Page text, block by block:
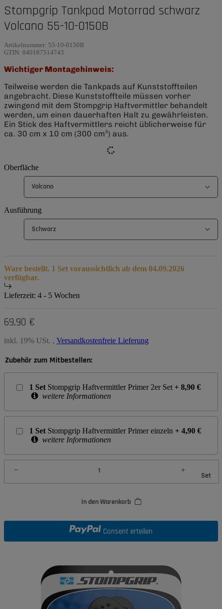
Stompgrip Tankpad Motorrad schwarz
Volcano 55-10-0150B
Artikelnummer: 55-10-0150B
GTIN: 840187514743
Wichtiger Montagehinweis:
Teilweise werden die Tankpads auf Kunststoffteilen
angebracht. Diese Kunststoffteile müssen vorher
zwingend mit dem Stompgrip Haftvermittler behandelt
werden, um einen dauerhaften Halt zu gewährleisten.
Ein Stick des Haftvermittlers reicht üblicherweise für
ca. 30 cm x 10 cm (300 cm²) aus.
Oberfläche
Volcano
Ausführung
Schwarz
Ware bestellt. 1 Set voraussichtlich ab dem 04.09.2026
verfügbar.
Lieferzeit: 4 - 5 Wochen
69,90 €
inkl. 19% USt. , Versandkostenfreie Lieferung
Zubehör zum Mitbestellen:
1 Set Stompgrip Haftvermittler Primer 2er Set + 8,90 €
weitere Informationen
1 Set Stompgrip Haftvermittler Primer einzeln + 4,90 €
weitere Informationen
Set
In den Warenkorb
Consent erteilen